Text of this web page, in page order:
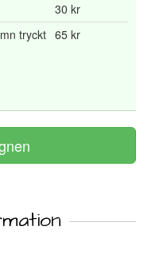
30 kr
tryckt 65 kr